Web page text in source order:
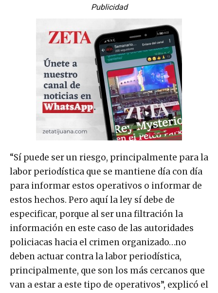
Publicidad
“Sí puede ser un riesgo, principalmente para la
labor periodística que se mantiene día con día
para informar estos operativos o informar de
estos hechos. Pero aquí la ley sí debe de
especificar, porque al ser una filtración la
información en este caso de las autoridades
policiacas hacia el crimen organizado…no
deben actuar contra la labor periodística,
principalmente, que son los más cercanos que
van a estar a este tipo de operativos”, explicó el